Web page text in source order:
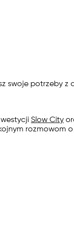
swoje potrzeby
Slow City
rozmowom